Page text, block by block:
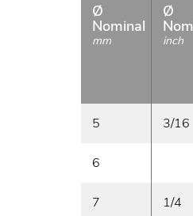
Ø
Nominal
mm
Ø
inch
5 3/16
6
7 1/4